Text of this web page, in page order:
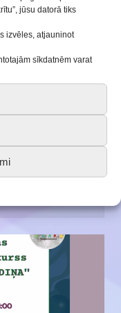
jūsu datorā tiks
izvēles, atjauninot
sīkdatnēm varat
2025”